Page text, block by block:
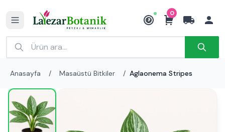
₺
0
Anasayfa / Masaüstü Bitkiler / Aglaonema Stripes